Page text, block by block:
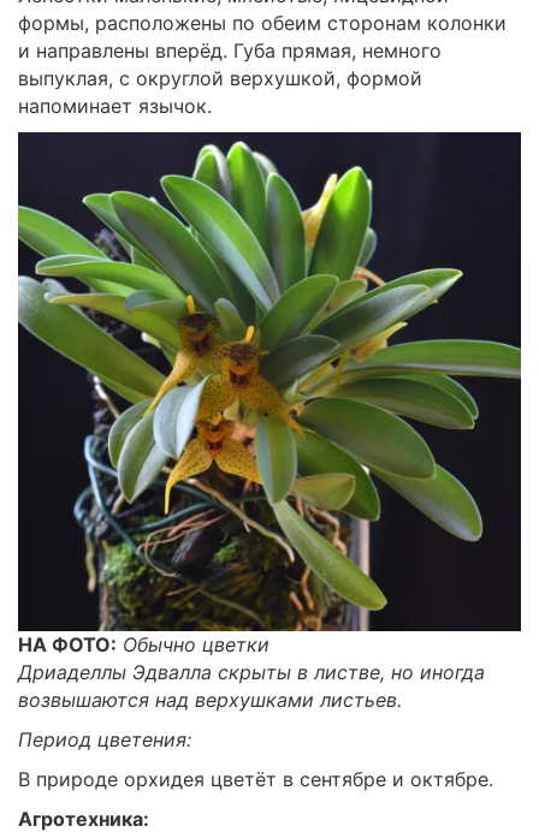
формы, расположены по обеим сторонам колонки
и направлены вперёд. Губа прямая, немного
выпуклая, с округлой верхушкой, формой
напоминает язычок.
НА ФОТО: Обычно цветки
Дриаделлы Эдвалла скрыты в листве, но иногда
возвышаются над верхушками листьев.
Период цветения:
В природе орхидея цветёт в сентябре и октябре.
Агротехника: